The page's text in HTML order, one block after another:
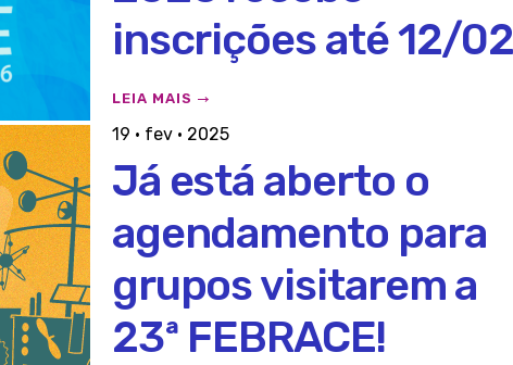
inscrições até 12/02
LEIA MAIS
19 · fev · 2025
Já está aberto o
agendamento para
grupos visitarem a
23ª FEBRACE!